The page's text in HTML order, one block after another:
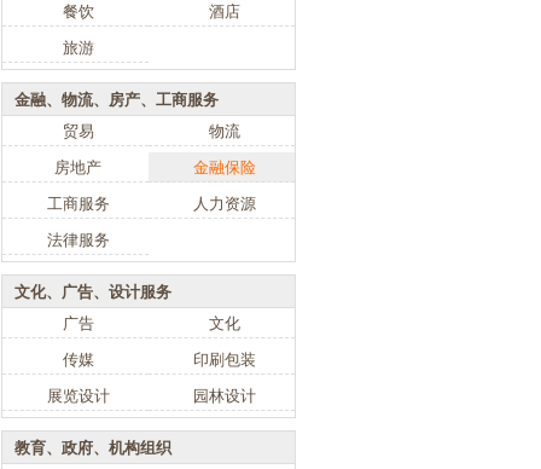
餐饮
酒店
旅游
金融、物流、房产、工商服务
贸易
物流
房地产
金融保险
工商服务
人力资源
法律服务
文化、广告、设计服务
广告
文化
传媒
印刷包装
展览设计
园林设计
教育、政府、机构组织